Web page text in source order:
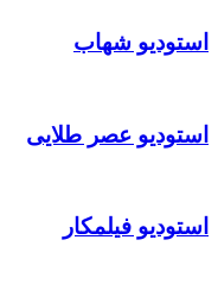
استودیو شهاب
استودیو عصر طلایی
استودیو فیلمکار